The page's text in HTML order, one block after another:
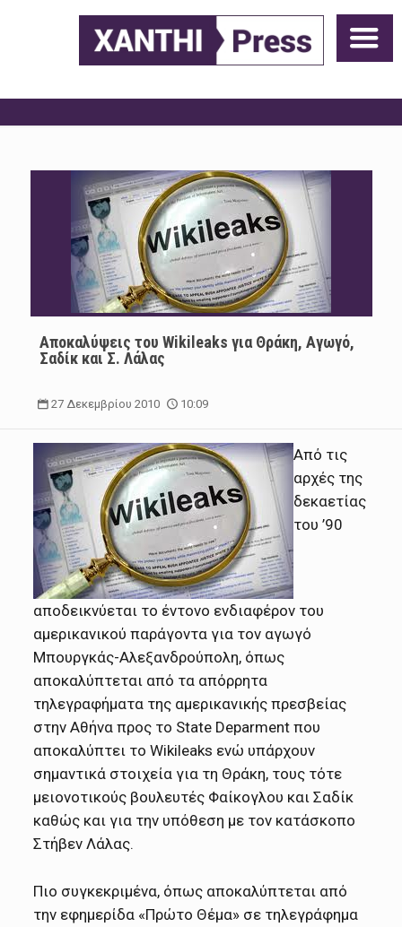
Aποκαλύψεις του Wikileaks για Θράκη, Αγωγό,
Σαδίκ και Σ. Λάλας
27 Δεκεμβρίου 2010 10:09
Από τις
αρχές της
δεκαετίας
του ’90
αποδεικνύεται το έντονο ενδιαφέρον του
αμερικανικού παράγοντα για τον αγωγό
Μπουργκάς-Αλεξανδρούπολη, όπως
αποκαλύπτεται από τα απόρρητα
τηλεγραφήματα της αμερικανικής πρεσβείας
στην Αθήνα προς το State Deparment που
αποκαλύπτει το Wikileaks ενώ υπάρχουν
σημαντικά στοιχεία για τη Θράκη, τους τότε
μειονοτικούς βουλευτές Φαίκογλου και Σαδίκ
καθώς και για την υπόθεση με τον κατάσκοπο
Στήβεν Λάλας.
Πιο συγκεκριμένα, όπως αποκαλύπτεται από
την εφημερίδα «Πρώτο Θέμα» σε τηλεγράφημα